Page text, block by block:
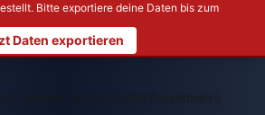
Bitte exportiere deine Daten bis zum
Daten exportieren
LEGO 6054 Forestmen's